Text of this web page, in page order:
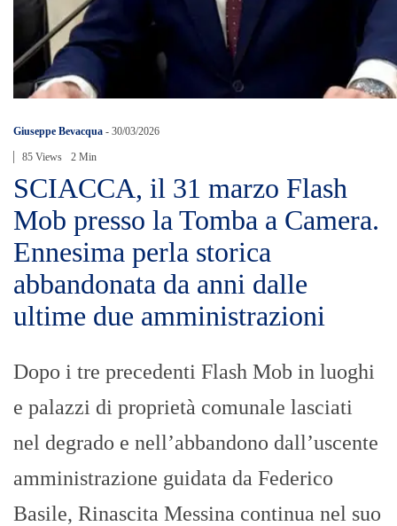
Giuseppe Bevacqua - 30/03/2026
85 Views 2 Min
SCIACCA, il 31 marzo Flash
Mob presso la Tomba a Camera.
Ennesima perla storica
abbandonata da anni dalle
ultime due amministrazioni
Dopo i tre precedenti Flash Mob in luoghi
e palazzi di proprietà comunale lasciati
nel degrado e nell’abbandono dall’uscente
amministrazione guidata da Federico
Basile, Rinascita Messina continua nel suo